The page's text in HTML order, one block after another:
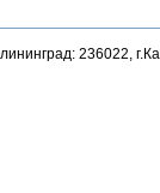
236022,